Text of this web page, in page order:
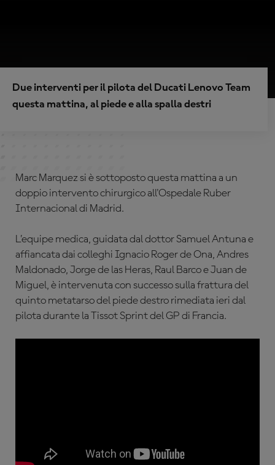
Due interventi per il pilota del Ducati Lenovo Team
questa mattina, al piede e alla spalla destri
Marc Marquez si è sottoposto questa mattina a un
doppio intervento chirurgico all'Ospedale Ruber
Internacional di Madrid.
L’equipe medica, guidata dal dottor Samuel Antuna e
affiancata dai colleghi Ignacio Roger de Ona, Andres
Maldonado, Jorge de las Heras, Raul Barco e Juan de
Miguel, è intervenuta con successo sulla frattura del
quinto metatarso del piede destro rimediata ieri dal
pilota durante la Tissot Sprint del GP di Francia.